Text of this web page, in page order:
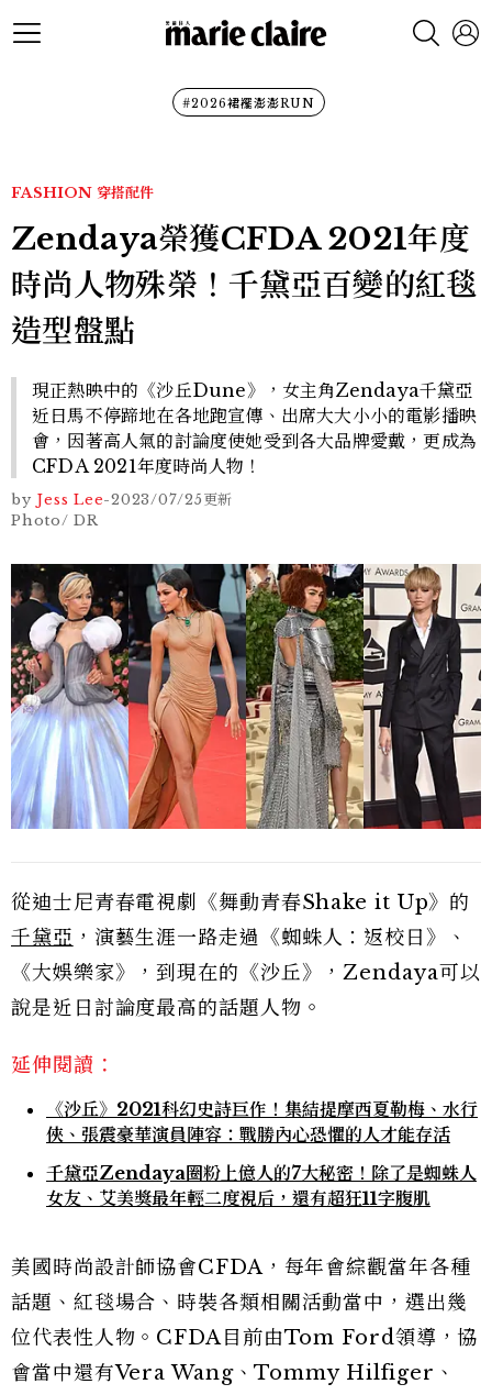
#2026裙襬澎澎RUN
FASHION 穿搭配件
Zendaya榮獲CFDA 2021年度
時尚人物殊榮！千黛亞百變的紅毯
造型盤點
現正熱映中的《沙丘Dune》，女主角Zendaya千黛亞
近日馬不停蹄地在各地跑宣傳、出席大大小小的電影播映
會，因著高人氣的討論度使她受到各大品牌愛戴，更成為
CFDA 2021年度時尚人物！
by Jess Lee-2023/07/25更新
Photo/ DR
從迪士尼青春電視劇《舞動青春Shake it Up》的
千黛亞 ，演藝生涯一路走過《蜘蛛人：返校日》、
《大娛樂家》，到現在的《沙丘》，Zendaya可以
說是近日討論度最高的話題人物。
延伸閱讀：
《沙丘》2021科幻史詩巨作！集結提摩西夏勒梅、水行
俠、張震豪華演員陣容：戰勝內心恐懼的人才能存活
千黛亞Zendaya圈粉上億人的7大秘密！除了是蜘蛛人
女友、艾美獎最年輕二度視后，還有超狂11字腹肌
美國時尚設計師協會CFDA，每年會綜觀當年各種
話題、紅毯場合、時裝各類相關活動當中，選出幾
位代表性人物。CFDA目前由Tom Ford領導，協
會當中還有Vera Wang、Tommy Hilfiger、